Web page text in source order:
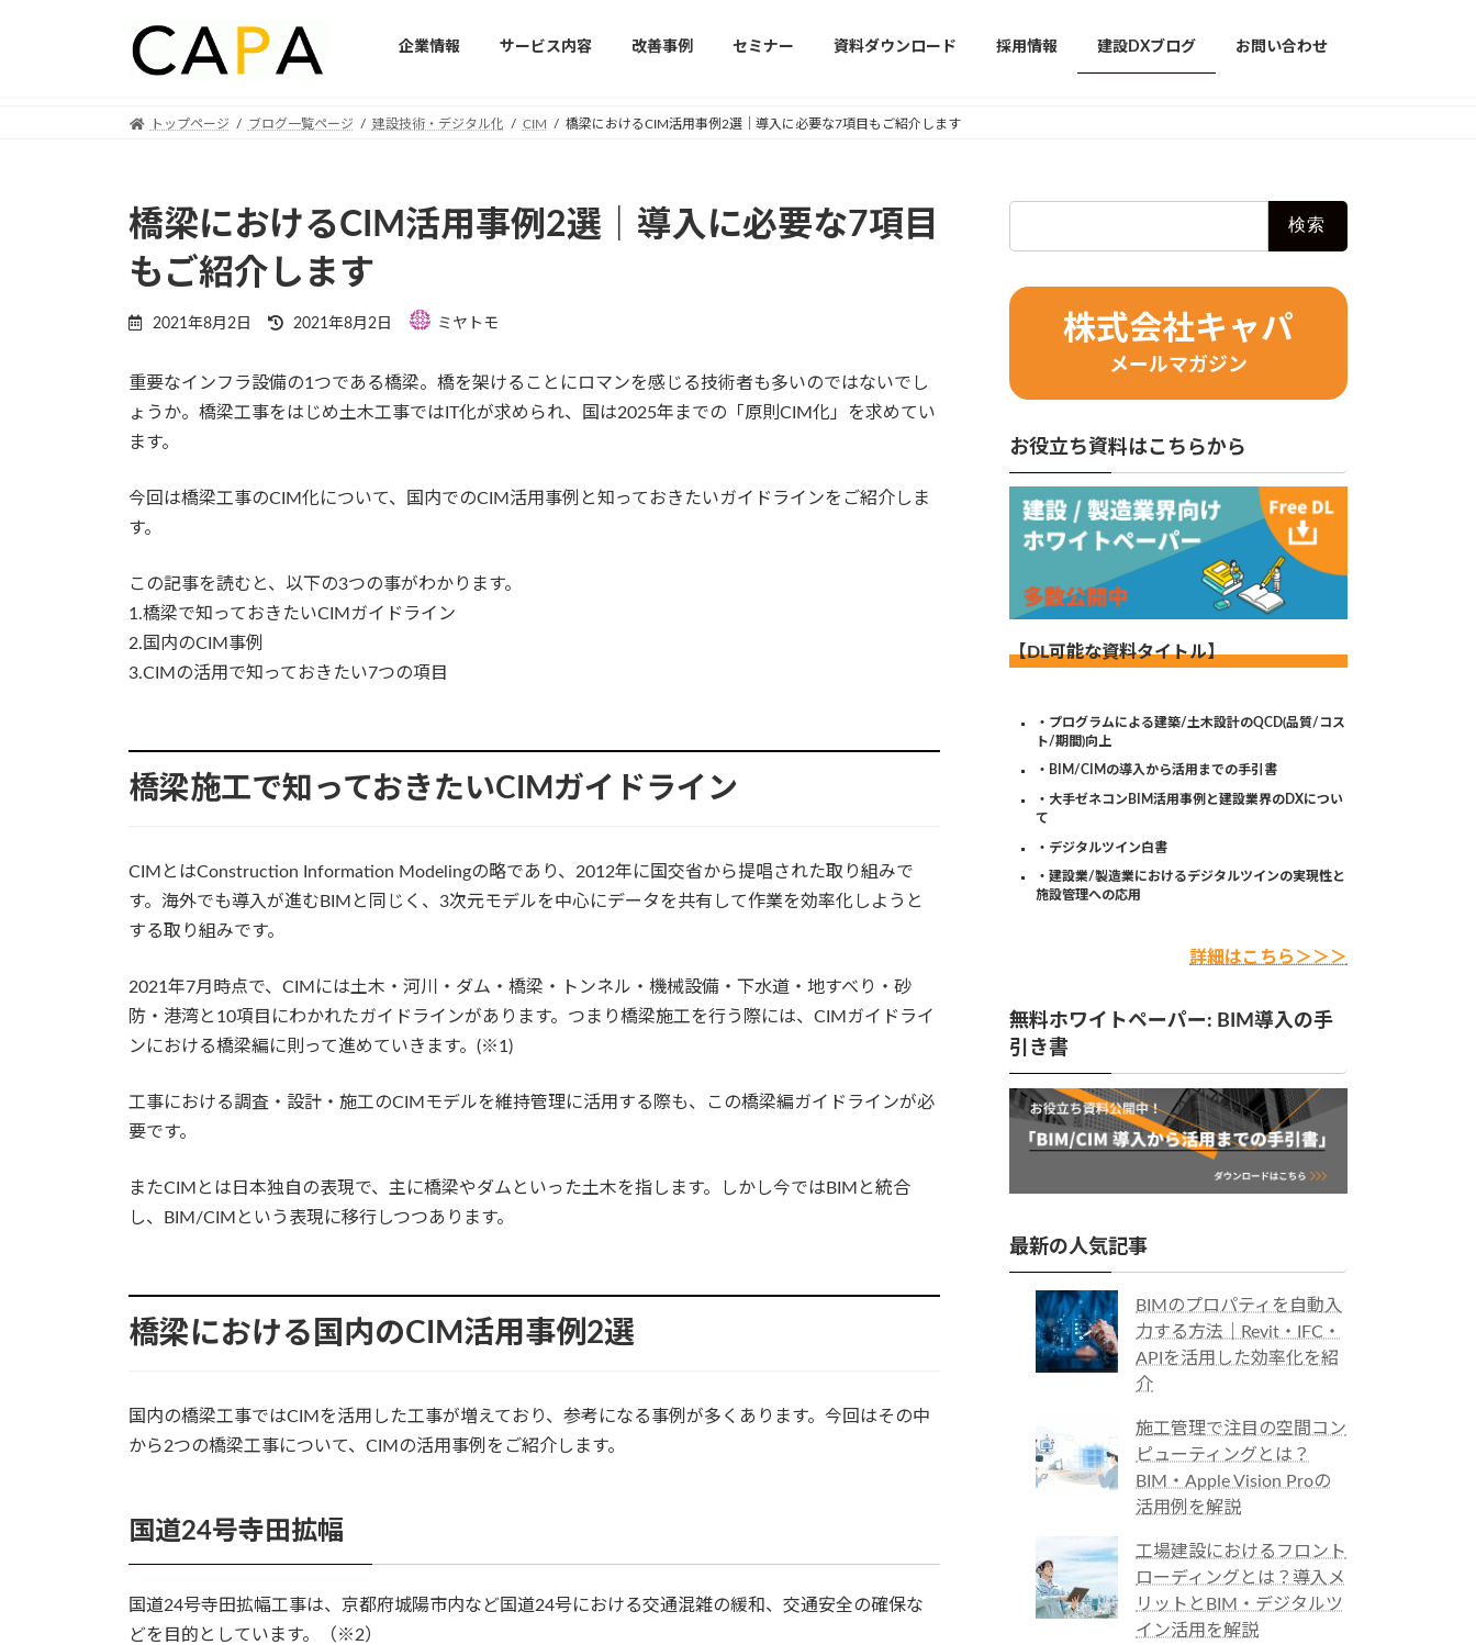
企業情報 サービス内容 改善事例 セミナー 資料ダウンロード 採用情報 建設DXブログ お問い合わせ
トップページ ブログ一覧ページ 建設技術・デジタル化 CIM 橋梁におけるCIM活用事例2選｜導入に必要な7項目もご紹介します
橋梁におけるCIM活用事例2選｜導入に必要な7項目
もご紹介します
2021年8月2日
Last
updated
2021年8月2日 ミヤトモ
重要なインフラ設備の1つである橋梁。橋を架けることにロマンを感じる技術者も多いのではないでし
ょうか。橋梁工事をはじめ土木工事ではIT化が求められ、国は2025年までの「原則CIM化」を求めてい
ます。
今回は橋梁工事のCIM化について、国内でのCIM活用事例と知っておきたいガイドラインをご紹介しま
す。
この記事を読むと、以下の3つの事がわかります。
1.橋梁で知っておきたいCIMガイドライン
2.国内のCIM事例
3.CIMの活用で知っておきたい7つの項目
橋梁施工で知っておきたいCIMガイドライン
CIMとはConstruction Information Modelingの略であり、2012年に国交省から提唱された取り組みで
す。海外でも導入が進むBIMと同じく、3次元モデルを中心にデータを共有して作業を効率化しようと
する取り組みです。
2021年7月時点で、CIMには土木・河川・ダム・橋梁・トンネル・機械設備・下水道・地すべり・砂
防・港湾と10項目にわかれたガイドラインがあります。つまり橋梁施工を行う際には、CIMガイドライ
ンにおける橋梁編に則って進めていきます。(※1)
工事における調査・設計・施工のCIMモデルを維持管理に活用する際も、この橋梁編ガイドラインが必
要です。
またCIMとは日本独自の表現で、主に橋梁やダムといった土木を指します。しかし今ではBIMと統合
し、BIM/CIMという表現に移行しつつあります。
橋梁における国内のCIM活用事例2選
国内の橋梁工事ではCIMを活用した工事が増えており、参考になる事例が多くあります。今回はその中
から2つの橋梁工事について、CIMの活用事例をご紹介します。
国道24号寺田拡幅
国道24号寺田拡幅工事は、京都府城陽市内など国道24号における交通混雑の緩和、交通安全の確保な
どを目的としています。（※2）
株式会社キャパ
メールマガジン
お役立ち資料はこちらから
【DL可能な資料タイトル】
・プログラムによる建築/土木設計のQCD(品質/コス
ト/期間)向上
・BIM/CIMの導入から活用までの手引書
・大手ゼネコンBIM活用事例と建設業界のDXについ
て
・デジタルツイン白書
・建設業/製造業におけるデジタルツインの実現性と
施設管理への応用
詳細はこちら＞＞＞
無料ホワイトペーパー: BIM導入の手
引き書
最新の人気記事
BIMのプロパティを自動入
力する方法｜Revit・IFC・
APIを活用した効率化を紹
介
施工管理で注目の空間コン
ピューティングとは？
BIM・Apple Vision Proの
活用例を解説
工場建設におけるフロント
ローディングとは？導入メ
リットとBIM・デジタルツ
イン活用を解説